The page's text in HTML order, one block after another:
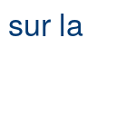
sur la